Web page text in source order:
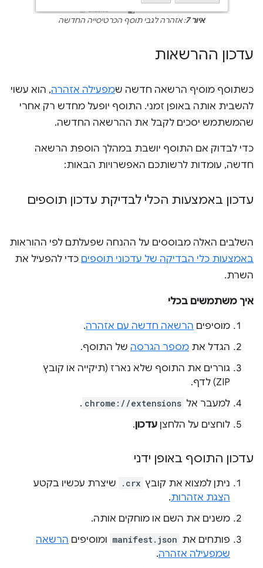
איור 7 : אזהרה לגבי תוסף הכרטיסייה החדשה
עדכון ההרשאות
כשתוסף מוסיף הרשאה חדשה שמפעילה אזהרה, הוא עשוי
להשבית אותה באופן זמני. התוסף יופעל מחדש רק אחרי
שהמשתמש יסכים לקבל את ההרשאה החדשה.
כדי לבדוק אם התוסף יושבת במהלך הוספת הרשאה
חדשה, עומדות לרשותכם האפשרויות הבאות:
עדכון באמצעות הכלי לבדיקת עדכון תוספים
השלבים האלה מבוססים על ההנחה שפעלתם לפי ההוראות
באמצעות כלי הבדיקה של עדכוני תוספים כדי להפעיל את
השרת.
איך משתמשים בכלי
מוסיפים הרשאה חדשה עם אזהרה.
הגדל את מספר הגרסה של התוסף.
גוררים את התוסף שלא נארז (תיקייה או קובץ
ZIP) לדף.
למעבר אל chrome://extensions
.
לוחצים על הלחצן עדכון.
עדכון התוסף באופן ידני
ניתן למצוא את קובץ .crx
שיצרת עכשיו בקטע
הצגת אזהרות.
משנים את השם או מוחקים אותה.
פותחים את manifest.json ומוסיפים הרשאה
שמפעילה אזהרה.